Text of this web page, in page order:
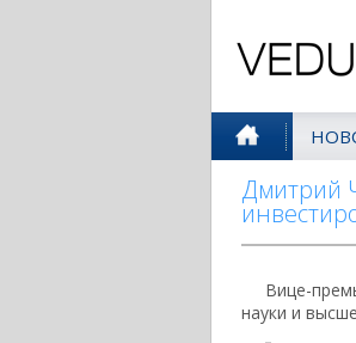
Дмитрий
Вице-
науки и